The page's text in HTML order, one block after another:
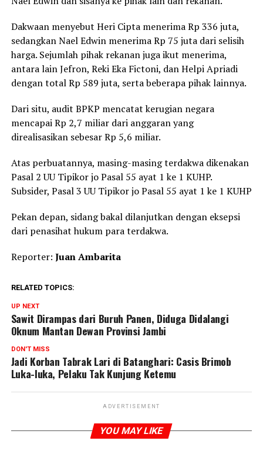
Dakwaan menyebut Heri Cipta menerima Rp 336 juta,
sedangkan Nael Edwin menerima Rp 75 juta dari selisih
harga. Sejumlah pihak rekanan juga ikut menerima,
antara lain Jefron, Reki Eka Fictoni, dan Helpi Apriadi
dengan total Rp 589 juta, serta beberapa pihak lainnya.
Dari situ, audit BPKP mencatat kerugian negara
mencapai Rp 2,7 miliar dari anggaran yang
direalisasikan sebesar Rp 5,6 miliar.
Atas perbuatannya, masing-masing terdakwa dikenakan
Pasal 2 UU Tipikor jo Pasal 55 ayat 1 ke 1 KUHP.
Subsider, Pasal 3 UU Tipikor jo Pasal 55 ayat 1 ke 1 KUHP
Pekan depan, sidang bakal dilanjutkan dengan eksepsi
dari penasihat hukum para terdakwa.
Reporter: Juan Ambarita
RELATED TOPICS:
UP NEXT
Sawit Dirampas dari Buruh Panen, Diduga Didalangi
Oknum Mantan Dewan Provinsi Jambi
DON'T MISS
Jadi Korban Tabrak Lari di Batanghari: Casis Brimob
Luka-luka, Pelaku Tak Kunjung Ketemu
ADVERTISEMENT
YOU MAY LIKE